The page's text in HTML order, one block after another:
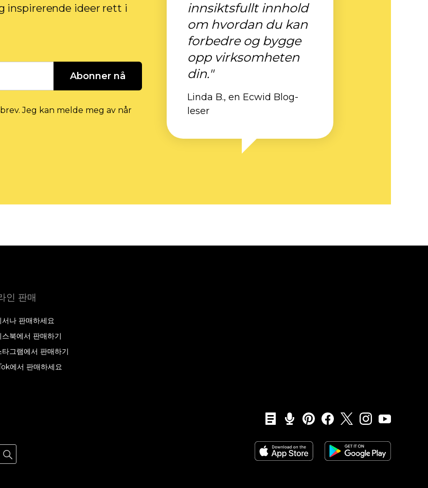
inspirerende ideer rett i
Abonner nå
Jeg kan melde meg av når
innsiktsfullt innhold
om hvordan du kan
forbedre og bygge
opp virksomheten
din."
Linda B., en Ecwid Blog-
leser
인 판매
서나 판매하세요
스북에서 판매하기
타그램에서 판매하기
에서 판매하세요